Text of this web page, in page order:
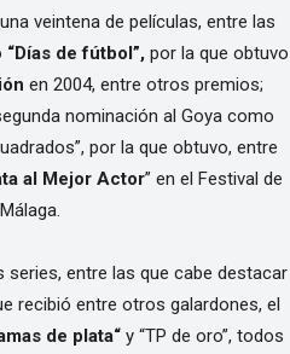
veintena de películas, entre las
“Días de fútbol”,por la que obtuvo
en 2004, entre otros premios;
nominación al Goya como
por la que obtuvo, entre
al Mejor Actor” en el Festival de
series, entre las que cabe destacar
recibió entre otros galardones, el
de plata“ y “TP de oro”, todos